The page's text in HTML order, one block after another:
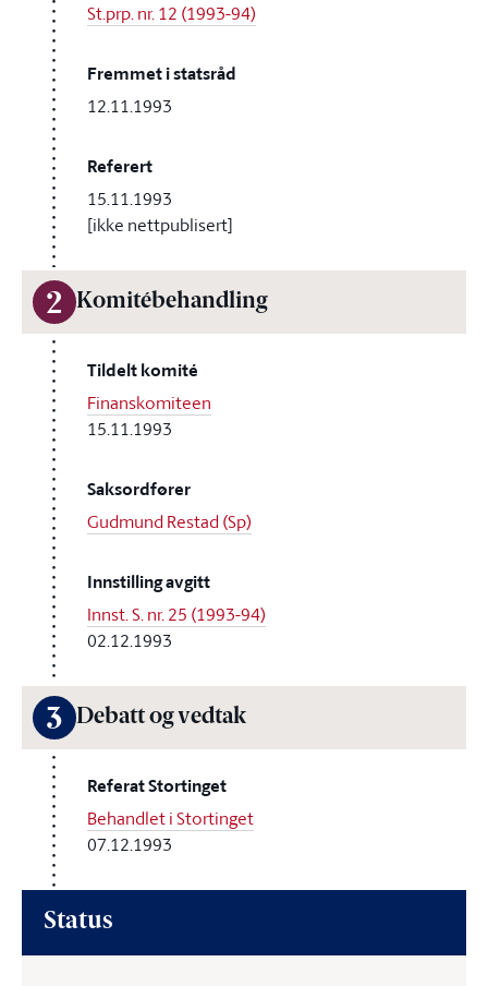
St.prp. nr. 12 (1993-94)
Fremmet i statsråd
12.11.1993
Referert
15.11.1993
[ikke nettpublisert]
2 Komitébehandling
Tildelt komité
Finanskomiteen
15.11.1993
Saksordfører
Gudmund Restad (Sp)
Innstilling avgitt
Innst. S. nr. 25 (1993-94)
02.12.1993
3 Debatt og vedtak
Referat Stortinget
Behandlet i Stortinget
07.12.1993
Status